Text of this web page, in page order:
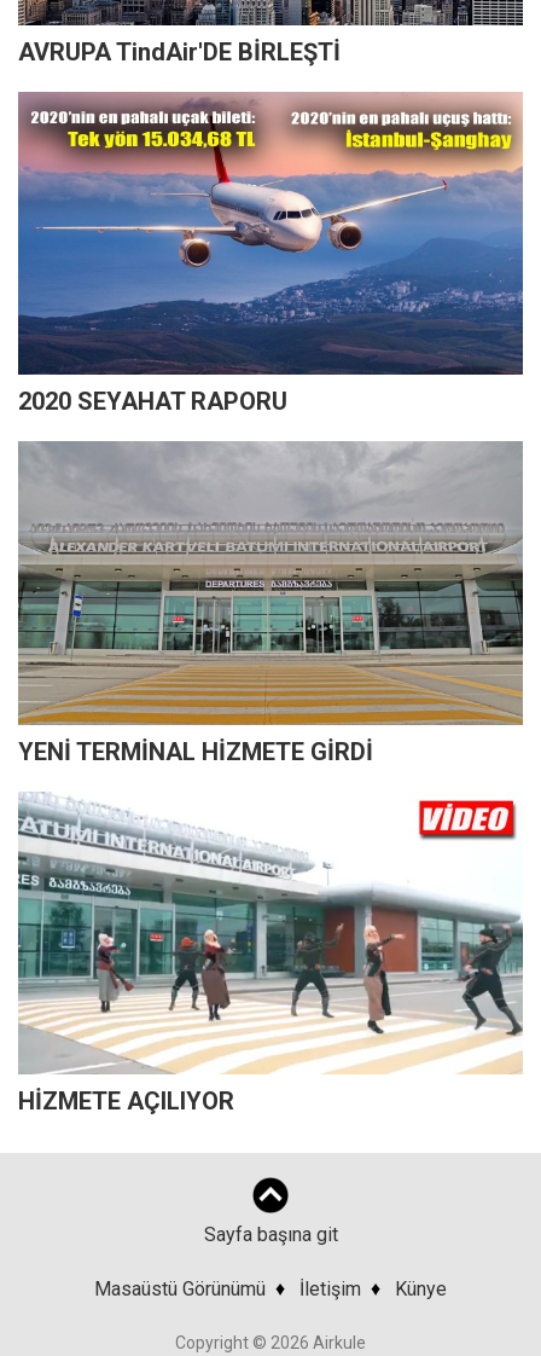
AVRUPA TindAir'DE BİRLEŞTİ
2020 SEYAHAT RAPORU
YENİ TERMİNAL HİZMETE GİRDİ
HİZMETE AÇILIYOR
Sayfa başına git
Masaüstü Görünümü ♦ İletişim ♦ Künye
Copyright © 2026 Airkule